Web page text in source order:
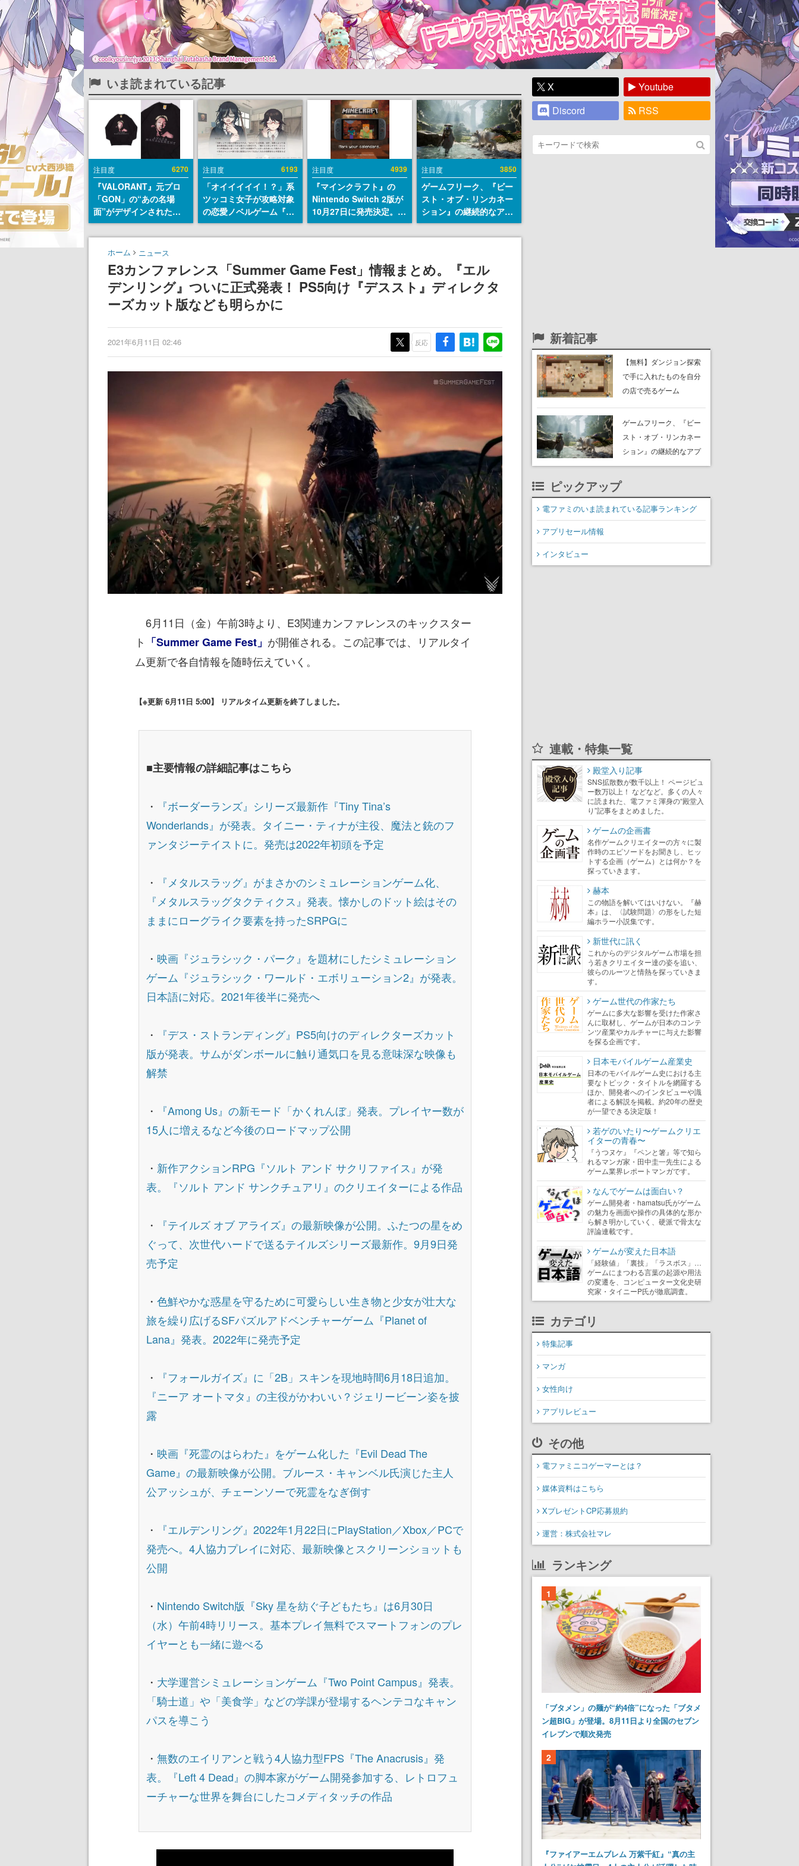
いま読まれている記事
注目度 6270
『VALORANT』元プロ
「GON」の“あの名場
面”がデザインされた新
作グッズが本日8月5日よ
り期間限定で発売。Tシ
ャツやコインケース、ア
産で登場、過去に発売し
たグッズの再販も
注目度 6193
「オイイイイイ！？」系
ツッコミ女子が攻略対象
の恋愛ノベルゲーム『美
術部カノジョ』Steamス
トアページが公開。「お
ー？＾＾」暗黒微笑の夢
女子や、萌え声不思議ち
ゃん女子と青春を謳歌
注目度 4939
『マインクラフト』の
Nintendo Switch 2版が
10月27日に発売決定。描
画設定はデフォルトで
「バイブラントビジュア
なグラフィック表現に
注目度 3850
ゲームフリーク、『ビー
スト・オブ・リンカネー
ション』の継続的なアプ
デ方針を表明。ユーザー
からの意見を真摯に受け
チは約1週間以内に配信
される予定
ホーム ニュース
E3カンファレンス「Summer Game Fest」情報まとめ。『エル
デンリング』ついに正式発表！ PS5向け『デススト』ディレクタ
ーズカット版なども明らかに
2021年6月11日 02:46 反応
6月11日（金）午前3時より、E3関連カンファレンスのキックスター
ト 「Summer Game Fest」 が開催される。この記事では、リアルタイ
ム更新で各自情報を随時伝えていく。
【※更新 6月11日 5:00】 リアルタイム更新を終了しました。
■主要情報の詳細記事はこちら
・
『ボーダーランズ』シリーズ最新作『Tiny Tina’s
Wonderlands』が発表。タイニー・ティナが主役、魔法と銃のフ
ァンタジーテイストに。発売は2022年初頭を予定
・
『メタルスラッグ』がまさかのシミュレーションゲーム化、
『メタルスラッグタクティクス』発表。懐かしのドット絵はその
ままにローグライク要素を持ったSRPGに
・ 映画『ジュラシック・パーク』を題材にしたシミュレーション
ゲーム『ジュラシック・ワールド・エボリューション2』が発表。
日本語に対応。2021年後半に発売へ
・
『デス・ストランディング』PS5向けのディレクターズカット
版が発表。サムがダンボールに触り通気口を見る意味深な映像も
解禁
・
『Among Us』の新モード「かくれんぼ」発表。プレイヤー数が
15人に増えるなど今後のロードマップ公開
・ 新作アクションRPG『ソルト アンド サクリファイス』が発
表。『ソルト アンド サンクチュアリ』のクリエイターによる作品
・
『テイルズ オブ アライズ』の最新映像が公開。ふたつの星をめ
ぐって、次世代ハードで送るテイルズシリーズ最新作。9月9日発
売予定
・ 色鮮やかな惑星を守るために可愛らしい生き物と少女が壮大な
旅を繰り広げるSFパズルアドベンチャーゲーム『Planet of
Lana』発表。2022年に発売予定
・
『フォールガイズ』に「2B」スキンを現地時間6月18日追加。
『ニーア オートマタ』の主役がかわいい？ジェリービーン姿を披
露
・ 映画『死霊のはらわた』をゲーム化した『Evil Dead The
Game』の最新映像が公開。ブルース・キャンベル氏演じた主人
公アッシュが、チェーンソーで死霊をなぎ倒す
・
『エルデンリング』2022年1月22日にPlayStation／Xbox／PCで
発売へ。4人協力プレイに対応、最新映像とスクリーンショットも
公開
・ Nintendo Switch版『Sky 星を紡ぐ子どもたち』は6月30日
（水）午前4時リリース。基本プレイ無料でスマートフォンのプレ
イヤーとも一緒に遊べる
・ 大学運営シミュレーションゲーム『Two Point Campus』発表。
「騎士道」や「美食学」などの学課が登場するヘンテコなキャン
パスを導こう
・ 無数のエイリアンと戦う4人協力型FPS『The Anacrusis』発
表。『Left 4 Dead』の脚本家がゲーム開発参加する、レトロフュ
ーチャーな世界を舞台にしたコメディタッチの作品
X
Youtube
Discord
RSS
新着記事
【無料】ダンジョン探索
で手に入れたものを自分
の店で売るゲーム
にて無料配布中！続編
『Moonlighter 2』の9月2
日正式リリースを記念し
ゲームフリーク、『ビー
スト・オブ・リンカネー
ション』の継続的なアプ
デ方針を表明。ユーザー
チは約1週間以内に配信さ
れる予定
ピックアップ
電ファミのいま読まれている記事ランキング
アプリセール情報
インタビュー
連載・特集一覧
殿堂入り記事
SNS拡散数が数千以上！ ページビュ
ー数万以上！ などなど。多くの人々
に読まれた、電ファミ渾身の“殿堂入
り”記事をまとめました。
ゲームの企画書
名作ゲームクリエイターの方々に製
作時のエピソードをお聞きし、ヒッ
トする企画（ゲーム）とは何か？を
探っていきます。
赫本
この物語を解いてはいけない。『赫
本』は、〈試験問題〉の形をした短
編ホラー小説集です。
新世代に訊く
これからのデジタルゲーム市場を担
う若きクリエイター達の姿を追い、
彼らのルーツと情熱を探っていきま
す。
ゲーム世代の作家たち
ゲームに多大な影響を受けた作家さ
んに取材し、ゲームが日本のコンテ
ンツ産業やカルチャーに与えた影響
を探る企画です。
日本モバイルゲーム産業史
日本のモバイルゲーム史における主
要なトピック・タイトルを網羅する
ほか、開発者へのインタビューや識
者による解説を掲載。約20年の歴史
が一望できる決定版！
若ゲのいたり〜ゲームクリエ
イターの青春〜
『うつヌケ』『ペンと箸』等で知ら
れるマンガ家・田中圭一先生による
ゲーム業界レポートマンガです。
なんでゲームは面白い？
ゲーム開発者・hamatsu氏がゲーム
の魅力を画面や操作の具体的な形か
ら解き明かしていく、硬派で骨太な
評論連載です。
ゲームが変えた日本語
「経験値」「裏技」「ラスボス」…
ゲームにまつわる言葉の起源や用法
の変遷を、コンピューター文化史研
究家・タイニーP氏が徹底調査。
カテゴリ
特集記事
マンガ
女性向け
アプリレビュー
その他
電ファミニコゲーマーとは？
媒体資料はこちら
XプレゼントCP応募規約
運営：株式会社マレ
ランキング
1
「ブタメン」の麺が“約4倍”になった「ブタメ
ン超BIG」が登場。8月11日より全国のセブン
イレブンで順次発売
2
『ファイアーエムブレム 万紫千紅』“真の主